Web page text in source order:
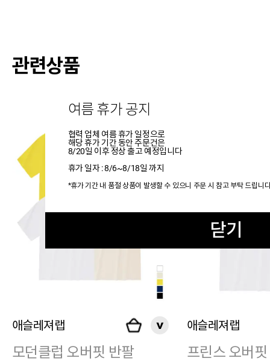
관련상품
애슬레져랩
모던클럽 오버핏 반팔
애슬레져랩
프린스 오버
여름 휴가 공지
협력 업체 여름 휴가 일정으로
해당 휴가 기간 동안 주문건은
8/20일 이후 정상 출고 예정입니다
휴가 일자 : 8/6~8/18일 까지
*휴가 기간 내 품절 상품이 발생할 수 있으니 주문 시 참고 부탁 드립니
닫기